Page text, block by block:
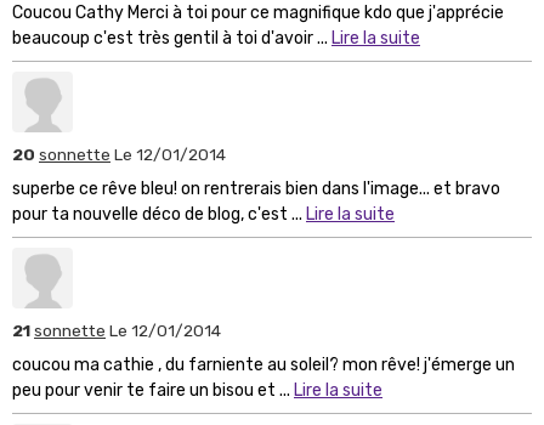
Coucou Cathy Merci à toi pour ce magnifique kdo que j'apprécie
beaucoup c'est très gentil à toi d'avoir ... Lire la suite
20 sonnette Le 12/01/2014
superbe ce rêve bleu! on rentrerais bien dans l'image... et bravo
pour ta nouvelle déco de blog, c'est ... Lire la suite
21sonnette Le 12/01/2014
coucou ma cathie , du farniente au soleil? mon rêve! j'émerge un
peu pour venir te faire un bisou et ... Lire la suite